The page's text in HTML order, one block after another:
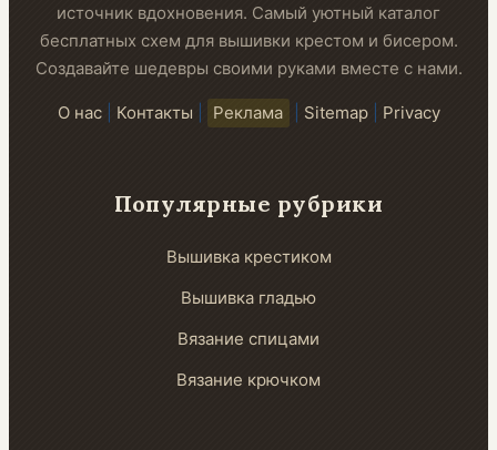
источник вдохновения. Самый уютный каталог
бесплатных схем для вышивки крестом и бисером.
Создавайте шедевры своими руками вместе с нами.
О нас Контакты Реклама Sitemap Privacy
Популярные рубрики
Вышивка крестиком
Вышивка гладью
Вязание спицами
Вязание крючком